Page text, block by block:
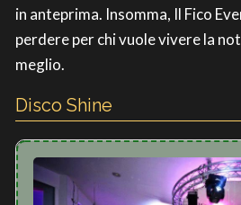
in anteprima. Insomma, Il Fico
perdere per chi vuole vivere la
meglio.
Disco Shine